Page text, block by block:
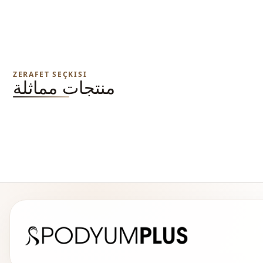
ZERAFET SEÇKISI
منتجات مماثلة